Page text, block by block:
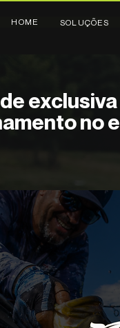
HOME SOLUÇÕES
no